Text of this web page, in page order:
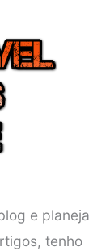
e planeja
tenho